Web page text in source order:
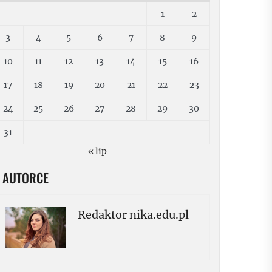
1 2
3 4 5 6 7 8 9
10 11 12 13 14 15 16
17 18 19 20 21 22 23
24 25 26 27 28 29 30
31
« lip
Redaktor nika.edu.pl